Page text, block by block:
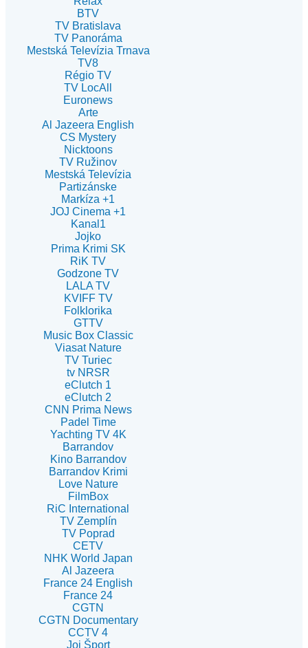
BTV
TV Bratislava
TV Panoráma
Mestská Televízia Trnava
TV8
Régio TV
TV LocAll
Euronews
Arte
Al Jazeera English
CS Mystery
Nicktoons
TV Ružinov
Mestská Televízia
Partizánske
Markíza +1
JOJ Cinema +1
Kanal1
Jojko
Prima Krimi SK
RiK TV
Godzone TV
LALA TV
KVIFF TV
Folklorika
GTTV
Music Box Classic
Viasat Nature
TV Turiec
tv NRSR
eClutch 1
eClutch 2
CNN Prima News
Padel Time
Yachting TV 4K
Barrandov
Kino Barrandov
Barrandov Krimi
Love Nature
FilmBox
RiC International
TV Zemplín
TV Poprad
CETV
NHK World Japan
Al Jazeera
France 24 English
France 24
CGTN
CGTN Documentary
CCTV 4
Joj Šport